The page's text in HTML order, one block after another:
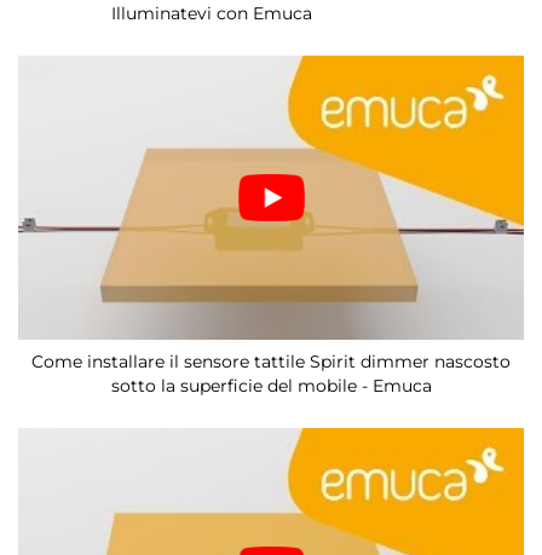
Illuminatevi con Emuca
Come installare il sensore tattile Spirit dimmer nascosto
sotto la superficie del mobile - Emuca